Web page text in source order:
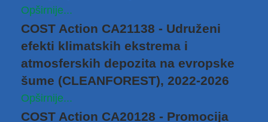
Opširnije...
COST Action CA21138 - Udruženi
efekti klimatskih ekstrema i
atmosferskih depozita na evropske
šume (CLEANFOREST), 2022-2026
Opširnije...
COST Action CA20128 - Promocija